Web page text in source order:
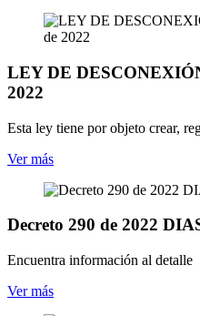
LEY DE
2022
Esta ley tiene por objeto crear,
Ver más
Decreto 290 de 2022
Encuentra información al detalle
Ver más